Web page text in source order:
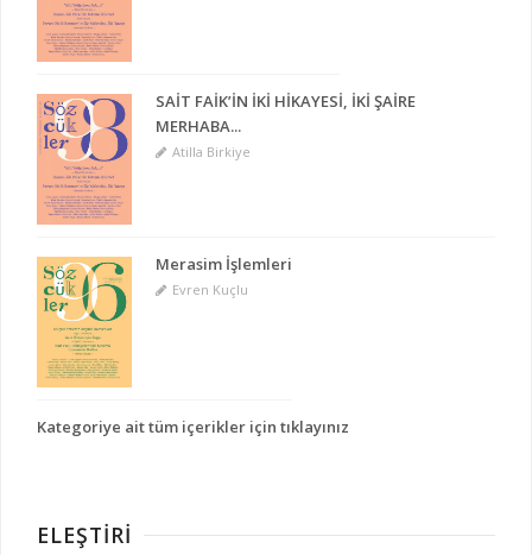
SAİT FAİK’İN İKİ HİKAYESİ, İKİ ŞAİRE
MERHABA...
Atilla Birkiye
Merasim İşlemleri
Evren Kuçlu
Kategoriye ait tüm içerikler için tıklayınız
ELEŞTIRI